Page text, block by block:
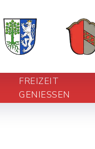
FREIZEIT
GENIESSEN